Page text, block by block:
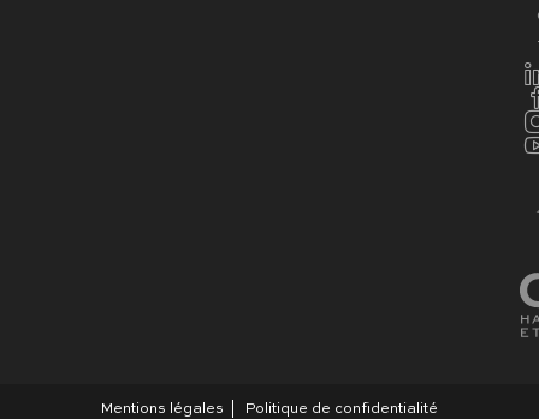
Mentions légales Politique de confidentialité